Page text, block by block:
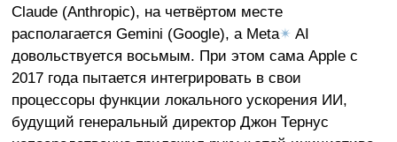
Claude (Anthropic), на четвёртом месте
располагается Gemini (Google), а Meta✴ AI
довольствуется восьмым. При этом сама Apple с
2017 года пытается интегрировать в свои
процессоры функции локального ускорения ИИ,
будущий генеральный директор Джон Тернус